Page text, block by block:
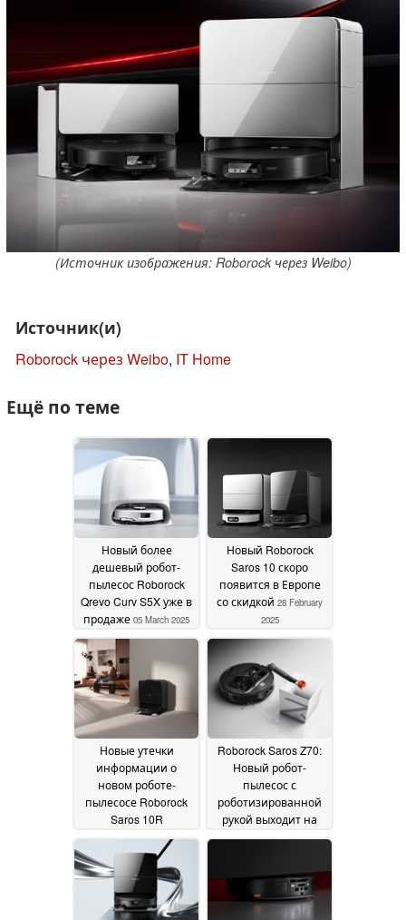
(Источник изображения: Roborock через Weibo)
Источник(и)
Roborock через Weibo, IT Home
Ещё по теме
Новый более
дешевый робот-
пылесос Roborock
Qrevo Curv S5X уже в
продаже 05 March 2025
Новый Roborock
Saros 10 скоро
появится в Европе
со скидкой 28 February
2025
Новые утечки
информации о
новом роботе-
пылесосе Roborock
Saros 10R
раскрывают цену25
January 2025
Roborock Saros Z70:
Новый робот-
пылесос с
роботизированной
рукой выходит на
мировые рынки06